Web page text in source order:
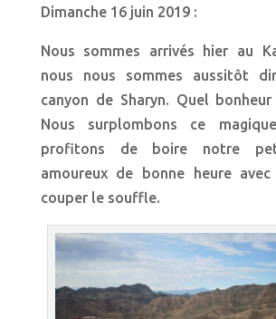
Dimanche 16 juin 2019 :
Nous sommes arrivés hier au
nous nous sommes aussitôt
canyon de Sharyn. Quel
Nous surplombons ce
profitons de boire notre
amoureux de bonne heure
couper le souffle.